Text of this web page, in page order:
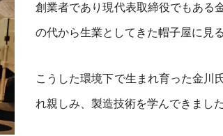
創業者であり現代表取締役でもある
の代から生業としてきた帽子屋に見
こうした環境下で生まれ育った金川
れ親しみ、製造技術を学んできました